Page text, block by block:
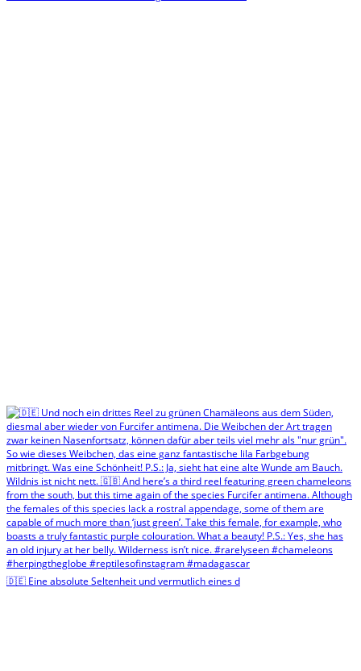
🇩🇪 Eine absolute Seltenheit und vermutlich eines d